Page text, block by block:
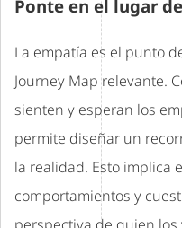
Ponte en el lugar
La empatía es el punto
Journey Map relevante.
sienten y esperan los
permite diseñar un
la realidad. Esto implica
comportamientos y